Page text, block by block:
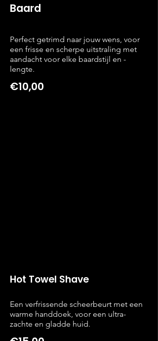
Baard
Perfect getrimd naar jouw wens, voor
een frisse en scherpe uitstraling met
aandacht voor elke baardstijl en -
lengte.
€10,00
Hot Towel Shave
Een verfrissende scheerbeurt met een
warme handdoek, voor een ultra-
zachte en gladde huid.